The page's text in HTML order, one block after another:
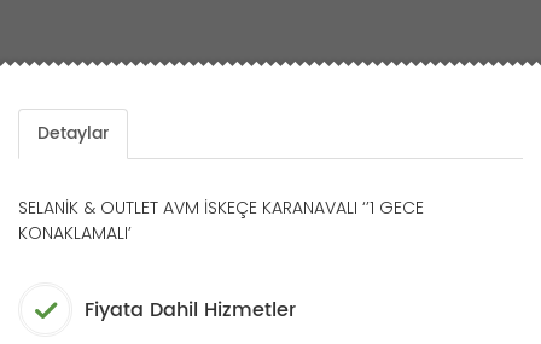
Detaylar
SELANİK & OUTLET AVM İSKEÇE KARANAVALI ‘’1 GECE
KONAKLAMALI’
Fiyata Dahil Hizmetler